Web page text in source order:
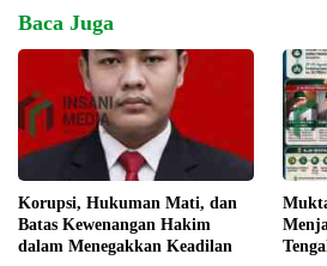
Baca Juga
Korupsi, Hukuman Mati, dan
Batas Kewenangan Hakim
dalam Menegakkan Keadilan